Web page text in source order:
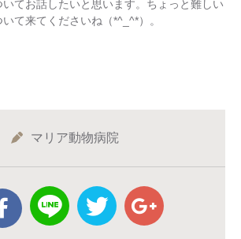
いてお話したいと思います。ちょっと難しい
て来てくださいね（*^_^*）。
マリア動物病院